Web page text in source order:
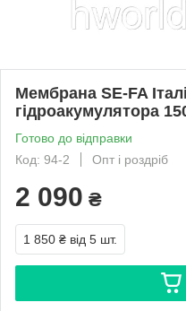
Мембрана SE-FA
гідроакумулятора
Готово до відправки
Код: 94-2
Опт і роздріб
2 090 ₴
1 850 ₴ від 5 шт.